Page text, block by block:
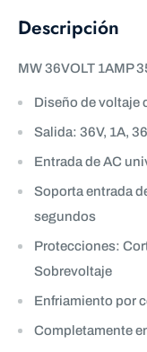
Descripción
MW 36VOLT 1AMP
Diseño de voltaje
Salida: 36V, 1A,
Entrada de AC
Soporta entrada
segundos
Protecciones:
Sobrevoltaje
Enfriamiento por
Completamente